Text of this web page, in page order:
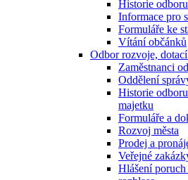
Historie
Informace pro
Formuláře ke
Vítání občánků
Odbor rozvoje,
Zaměstnanci
Oddělení
Historie
majetku
Formuláře a
Rozvoj města
Prodej a
Veřejné
Hlášení poruch